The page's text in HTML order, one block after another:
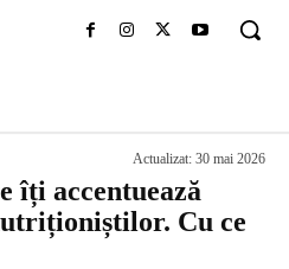
Actualizat: 30 mai 2026
îți accentuează
Cu ce